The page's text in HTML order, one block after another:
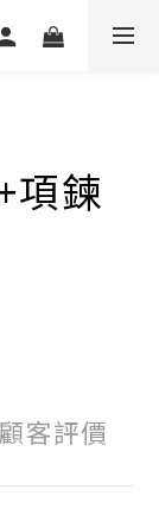
項鍊
顧客評價